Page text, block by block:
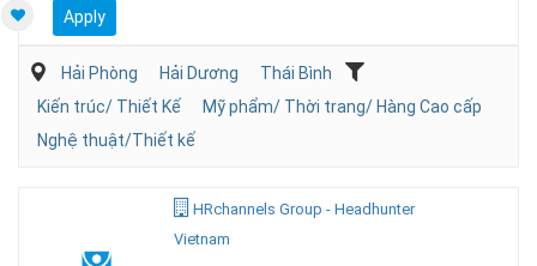
Apply
Hải Phòng Hải Dương
Thái Bình
Kiến trúc/ Thiết Kế
Mỹ phẩm/ Thời trang/ Hàng Cao cấp
Nghệ thuật/Thiết kế
HRchannels Group - Headhunter
Vietnam